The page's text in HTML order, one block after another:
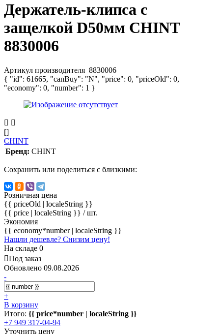
Держатель-клипса с
защелкой D50мм CHINT
8830006
Артикул производителя 8830006
{ "id": 61665, "canBuy": "N", "price": 0, "priceOld": 0,
"economy": 0, "number": 1 }
[]
CHINT
Бренд: CHINT
Сохранить или поделиться с близкими:
Розничная цена
{{ priceOld | localeString }}
{{ price | localeString }} / шт.
Экономия
{{ economy*number | localeString }}
Нашли дешевле? Снизим цену!
На складе 0
Под заказ
Обновлено 09.08.2026
-
+
В корзину
Итого: {{ price*number | localeString }}
+7 949 317-04-94
Уточнить цену